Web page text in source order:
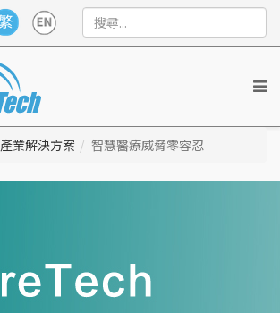
產業解決方案 智慧醫療威脅零容忍